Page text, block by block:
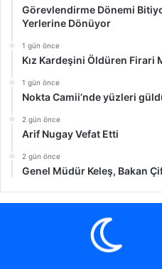
Görevlendirme Dönemi
Yerlerine Dönüyor
1 gün önce
Kız Kardeşini Öldüren Firari
1 gün önce
Nokta Camii’nde yüzleri
2 gün önce
Arif Nugay Vefat Etti
2 gün önce
Genel Müdür Keleş, Bakan